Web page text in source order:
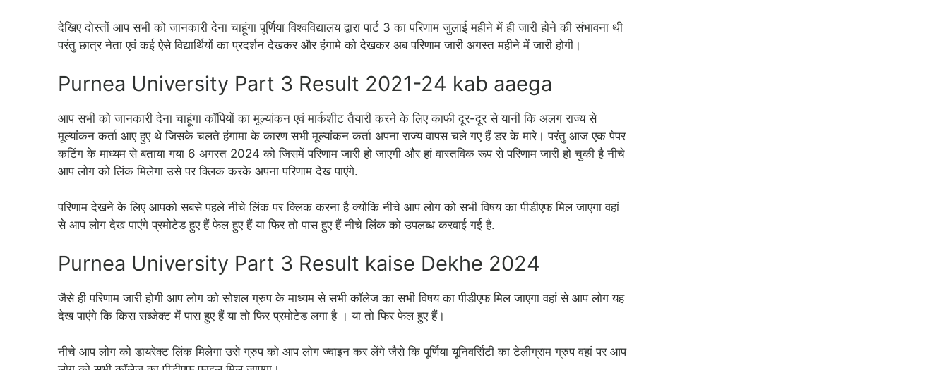
देखिए दोस्तों आप सभी को जानकारी देना चाहूंगा पूर्णिया विश्वविद्यालय द्वारा पार्ट 3 का परिणाम जुलाई महीने में ही जारी होने की संभावना थी
परंतु छात्र नेता एवं कई ऐसे विद्यार्थियों का प्रदर्शन देखकर और हंगामे को देखकर अब परिणाम जारी अगस्त महीने में जारी होगी।
Purnea University Part 3 Result 2021-24 kab aaega
आप सभी को जानकारी देना चाहूंगा कॉपियों का मूल्यांकन एवं मार्कशीट तैयारी करने के लिए काफी दूर-दूर से यानी कि अलग राज्य से
मूल्यांकन कर्ता आए हुए थे जिसके चलते हंगामा के कारण सभी मूल्यांकन कर्ता अपना राज्य वापस चले गए हैं डर के मारे। परंतु आज एक पेपर
कटिंग के माध्यम से बताया गया 6 अगस्त 2024 को जिसमें परिणाम जारी हो जाएगी और हां वास्तविक रूप से परिणाम जारी हो चुकी है नीचे
आप लोग को लिंक मिलेगा उसे पर क्लिक करके अपना परिणाम देख पाएंगे.
परिणाम देखने के लिए आपको सबसे पहले नीचे लिंक पर क्लिक करना है क्योंकि नीचे आप लोग को सभी विषय का पीडीएफ मिल जाएगा वहां
से आप लोग देख पाएंगे प्रमोटेड हुए हैं फेल हुए हैं या फिर तो पास हुए हैं नीचे लिंक को उपलब्ध करवाई गई है.
Purnea University Part 3 Result kaise Dekhe 2024
जैसे ही परिणाम जारी होगी आप लोग को सोशल ग्रुप के माध्यम से सभी कॉलेज का सभी विषय का पीडीएफ मिल जाएगा वहां से आप लोग यह
देख पाएंगे कि किस सब्जेक्ट में पास हुए हैं या तो फिर प्रमोटेड लगा है । या तो फिर फेल हुए हैं।
नीचे आप लोग को डायरेक्ट लिंक मिलेगा उसे ग्रुप को आप लोग ज्वाइन कर लेंगे जैसे कि पूर्णिया यूनिवर्सिटी का टेलीग्राम ग्रुप वहां पर आप